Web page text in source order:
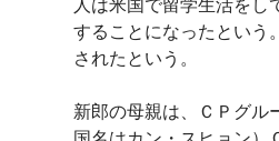
人は米国で留学生活をし
することになったという
されたという。
新郎の母親は、ＣＰグル